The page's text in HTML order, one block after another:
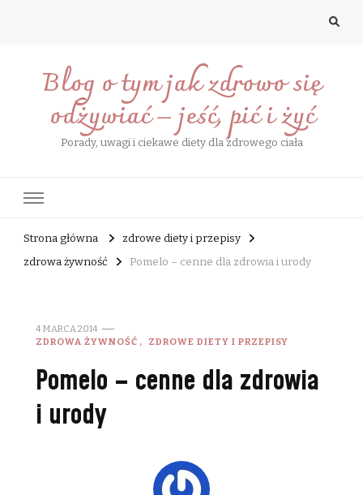
Blog o tym jak zdrowo się
odżywiać – jeść, pić i żyć
Porady, uwagi i ciekawe diety dla zdrowego ciała
Strona główna
zdrowe diety i przepisy
zdrowa żywność
Pomelo – cenne dla zdrowia i urody
4 MARCA 2014
ZDROWA ŻYWNOŚĆ
ZDROWE DIETY I PRZEPISY
Pomelo – cenne dla zdrowia
i urody